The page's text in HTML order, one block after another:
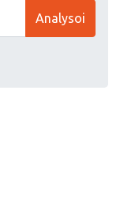
Analysoi